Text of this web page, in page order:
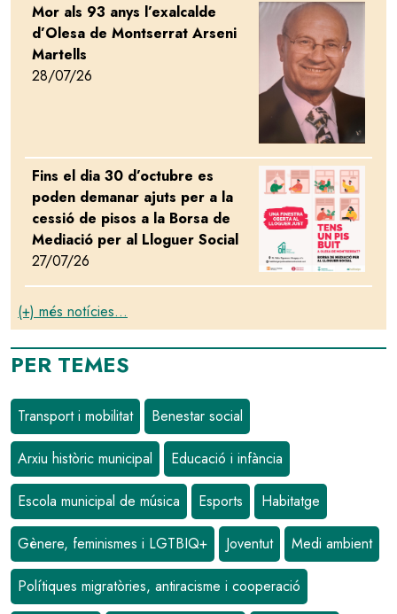
Mor als 93 anys l’exalcalde
d’Olesa de Montserrat Arseni
Martells
28/07/26
Image
Fins el dia 30 d’octubre es
poden demanar ajuts per a la
cessió de pisos a la Borsa de
Mediació per al Lloguer Social
27/07/26
Image
(+) més notícies...
PER TEMES
Transport i mobilitat Benestar social
Arxiu històric municipal Educació i infància
Escola municipal de música Esports Habitatge
Gènere, feminismes i LGTBIQ+ Joventut Medi ambient
Polítiques migratòries, antiracisme i cooperació